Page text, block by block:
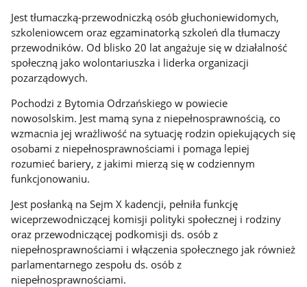
Jest tłumaczką-przewodniczką osób głuchoniewidomych,
szkoleniowcem oraz egzaminatorką szkoleń dla tłumaczy
przewodników. Od blisko 20 lat angażuje się w działalność
społeczną jako wolontariuszka i liderka organizacji
pozarządowych.
Pochodzi z Bytomia Odrzańskiego w powiecie
nowosolskim. Jest mamą syna z niepełnosprawnością, co
wzmacnia jej wrażliwość na sytuację rodzin opiekujących się
osobami z niepełnosprawnościami i pomaga lepiej
rozumieć bariery, z jakimi mierzą się w codziennym
funkcjonowaniu.
Jest posłanką na Sejm X kadencji, pełniła funkcję
wiceprzewodniczącej komisji polityki społecznej i rodziny
oraz przewodniczącej podkomisji ds. osób z
niepełnosprawnościami i włączenia społecznego jak również
parlamentarnego zespołu ds. osób z
niepełnosprawnościami.